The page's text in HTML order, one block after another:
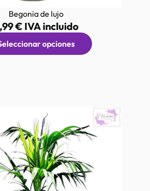
Begonia de lujo
€IVA incluido
opciones